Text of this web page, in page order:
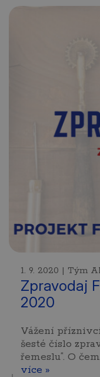
1. 9. 2020 | Tým
Zpravodaj
2020
Vážení
šesté číslo
řemeslu“. O
více »